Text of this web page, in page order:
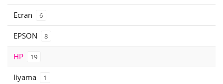
Ecran 6
EPSON 8
HP 19
Iiyama 1